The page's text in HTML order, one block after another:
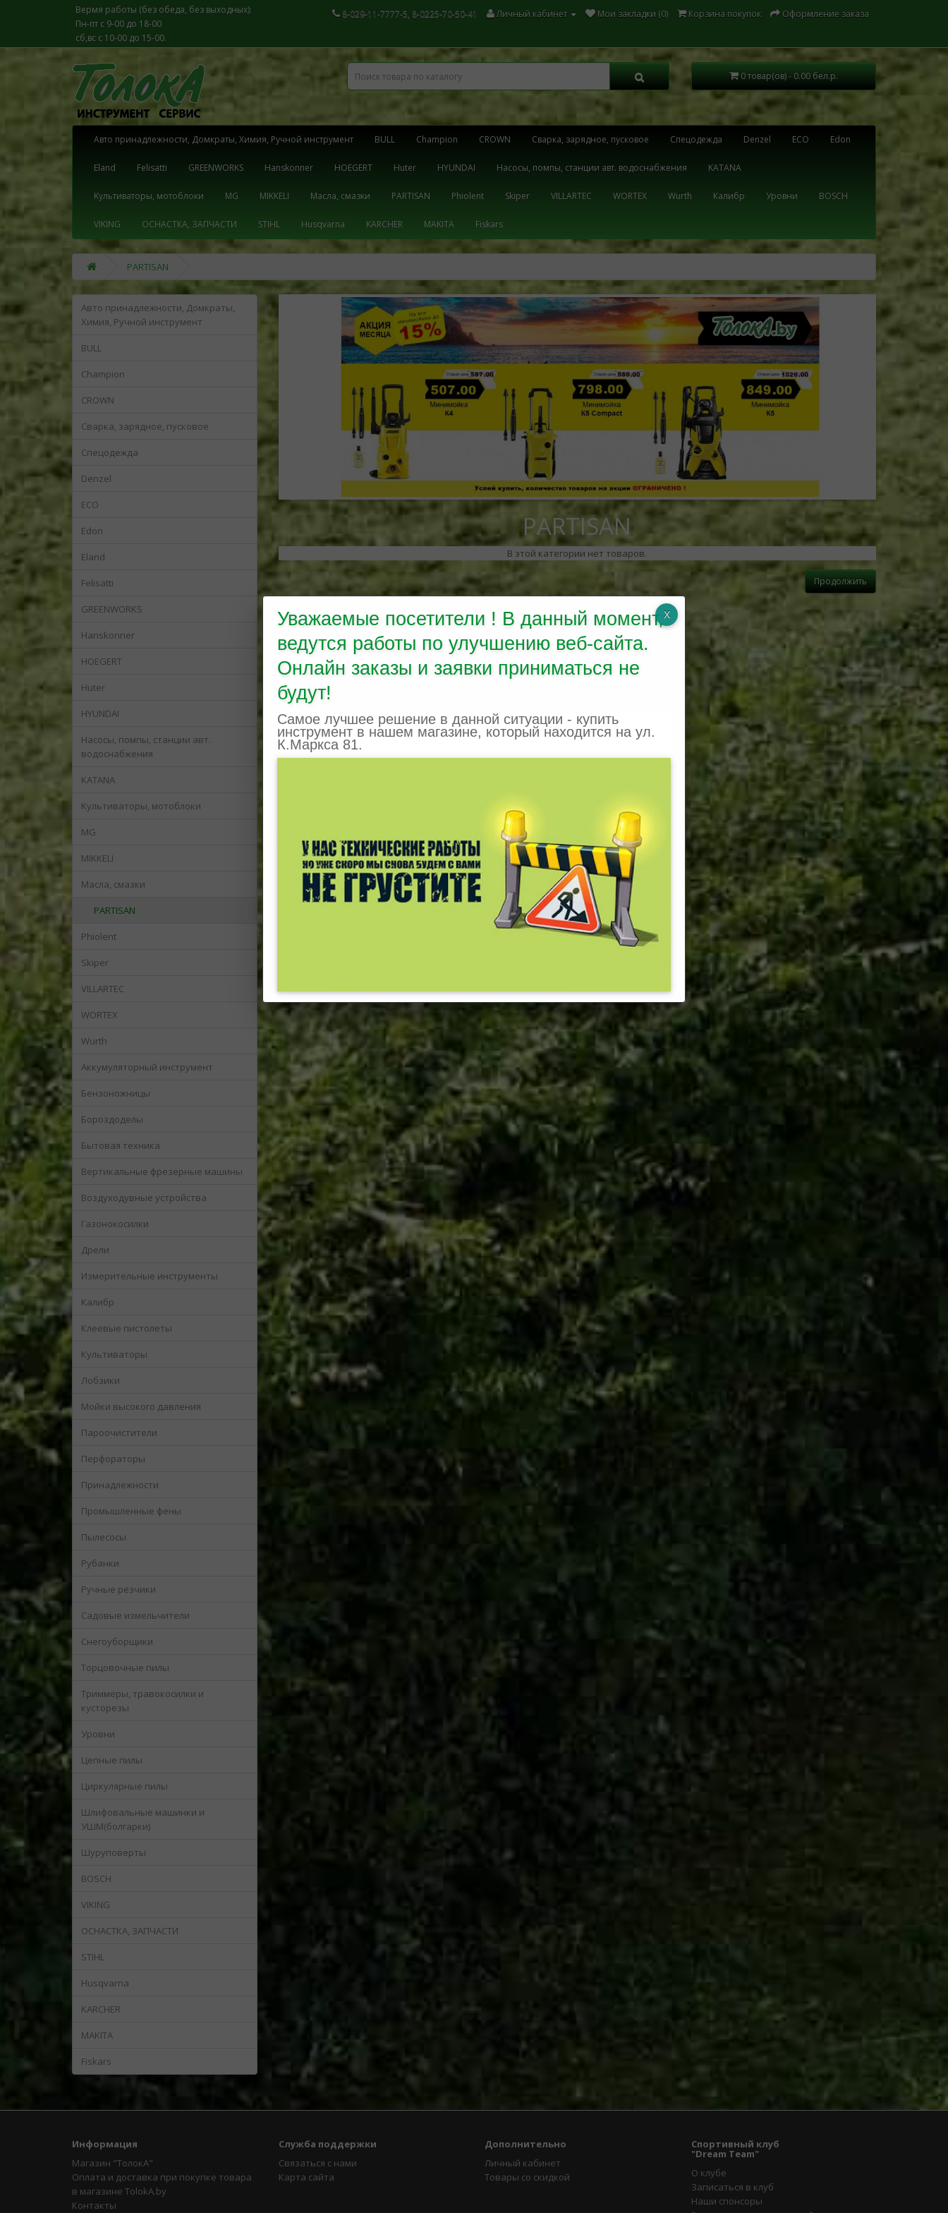
Уважаемые посетители ! В данный момент,
ведутся работы по улучшению веб-сайта.
Онлайн заказы и заявки приниматься не
будут!
Самое лучшее решение в данной ситуации - купить
инструмент в нашем магазине, который находится на ул.
К.Маркса 81.
Вермя работы (без обеда, без выходных):
Пн-пт с 9-00 до 18-00
сб,вс с 10-00 до 15-00.
8-029-11-7777-5, 8-0225-70-50-41 Личный кабинет Мои закладки (0) Корзина покупок Оформление заказа
0 товар(ов) - 0.00 бел.р.
Aвто принадлежности, Домкраты, Химия, Pучной инструмент BULL Champion CROWN Cварка, зарядное, пусковое Cпецодежда Denzel ECO Edon
Eland Felisatti GREENWORKS Hanskonner HOEGERT Huter HYUNDAI Hасосы, помпы, станции авт. водоснабжения KATANA
Kультиваторы, мотоблоки MG MIKKELI Mасла, смазки PARTISAN Phiolent Skiper VILLARTEC WORTEX Wurth Калибр Уровни BOSCH
VIKING OСНАСТКА, ЗАПЧАСТИ STIHL Husqvarna KARCHER MAKITA Fiskars
PARTISAN
Aвто принадлежности, Домкраты,
Химия, Pучной инструмент
BULL
Champion
CROWN
Cварка, зарядное, пусковое
Cпецодежда
Denzel
ECO
Edon
Eland
Felisatti
GREENWORKS
Hanskonner
HOEGERT
Huter
HYUNDAI
Hасосы, помпы, станции авт.
водоснабжения
KATANA
Kультиваторы, мотоблоки
MG
MIKKELI
Mасла, смазки
PARTISAN
Phiolent
Skiper
VILLARTEC
WORTEX
Wurth
Аккумуляторный инструмент
Бензоножницы
Бороздоделы
Бытовая техника
Вертикальные фрезерные машины
Воздуходувные устройства
Газонокосилки
Дрели
Измерительные инструменты
Калибр
Клеевые пистолеты
Культиваторы
Лобзики
Мойки высокого давления
Пароочистители
Перфораторы
Принадлежности
Промышленные фены
Пылесосы
Рубанки
Ручные резчики
Садовые измельчители
Снегоуборщики
Торцовочные пилы
Триммеры, травокосилки и
кусторезы
Уровни
Цепные пилы
Циркулярные пилы
Шлифовальные машинки и
УШМ(болгарки)
Шуруповерты
BOSCH
VIKING
OСНАСТКА, ЗАПЧАСТИ
STIHL
Husqvarna
KARCHER
MAKITA
Fiskars
PARTISAN
В этой категории нет товаров.
Продолжить
Информация
Магазин "ТолокА"
Оплата и доставка при покупке товара
в магазине TolokA.by
Контакты
Служба поддержки
Связаться с нами
Карта сайта
Дополнительно
Личный кабинет
Товары со скидкой
Спортивный клуб
"Dream Team"
О клубе
Записаться в клуб
Наши спонсоры